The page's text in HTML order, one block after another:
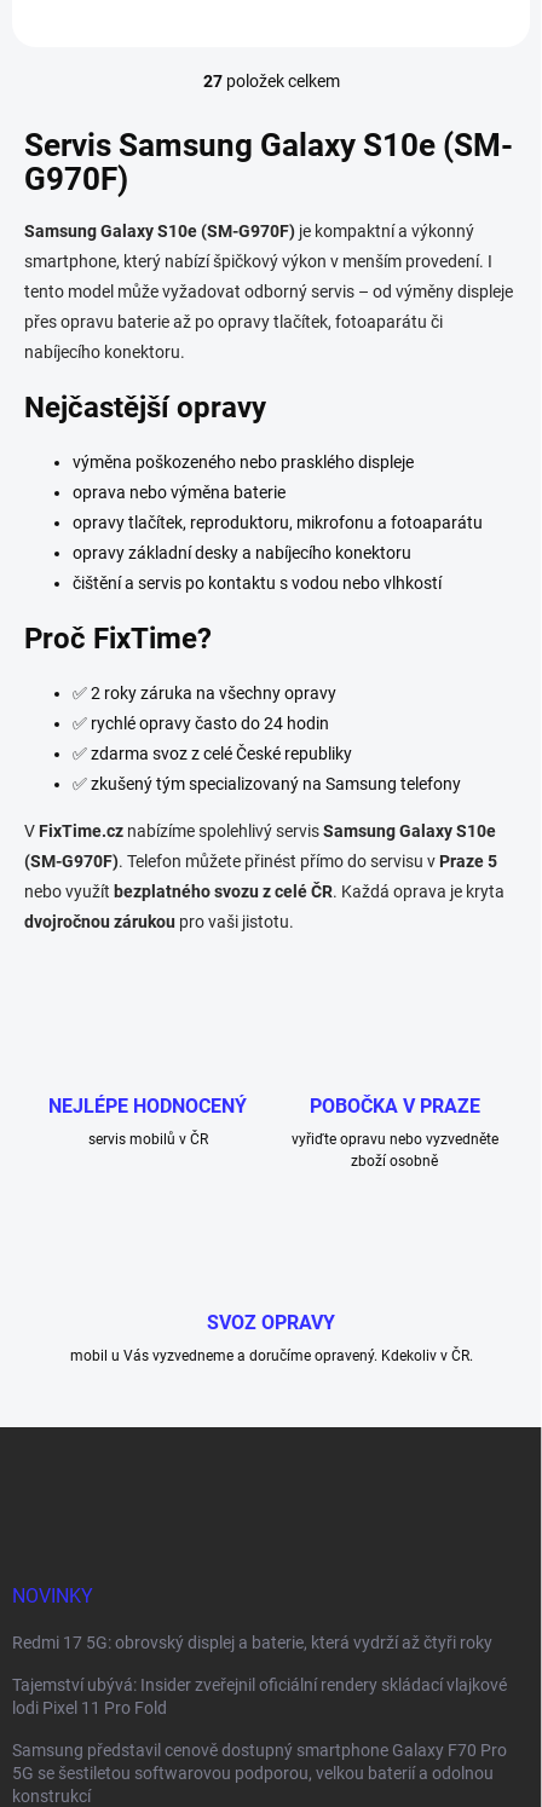
O
l
á
c
í
p
r
v
i
s
u
27položek celkem
Servis Samsung Galaxy S10e (SM-
G970F)
Samsung Galaxy S10e (SM-G970F) je kompaktní a výkonný
smartphone, který nabízí špičkový výkon v menším provedení. I
tento model může vyžadovat odborný servis – od výměny displeje
přes opravu baterie až po opravy tlačítek, fotoaparátu či
nabíjecího konektoru.
Nejčastější opravy
výměna poškozeného nebo prasklého displeje
oprava nebo výměna baterie
opravy tlačítek, reproduktoru, mikrofonu a fotoaparátu
opravy základní desky a nabíjecího konektoru
čištění a servis po kontaktu s vodou nebo vlhkostí
Proč FixTime?
✅ 2 roky záruka na všechny opravy
✅ rychlé opravy často do 24 hodin
✅ zdarma svoz z celé České republiky
✅ zkušený tým specializovaný na Samsung telefony
VFixTime.cz nabízíme spolehlivý servisSamsung Galaxy S10e
(SM-G970F). Telefon můžete přinést přímo do servisu vPraze 5
nebo využít bezplatného svozu z celé ČR. Každá oprava je kryta
dvojročnou zárukou pro vaši jistotu.
NEJLÉPE HODNOCENÝ
servis mobilů v ČR
POBOČKA V PRAZE
vyřiďte opravu nebo vyzvedněte
zboží osobně
SVOZ OPRAVY
mobil u Vás vyzvedneme a doručíme opravený. Kdekoliv v ČR.
NOVINKY
Redmi 17 5G: obrovský displej a baterie, která vydrží až čtyři roky
Tajemství ubývá: Insider zveřejnil oficiální rendery skládací vlajkové
lodi Pixel 11 Pro Fold
Samsung představil cenově dostupný smartphone Galaxy F70 Pro
5G se šestiletou softwarovou podporou, velkou baterií a odolnou
konstrukcí